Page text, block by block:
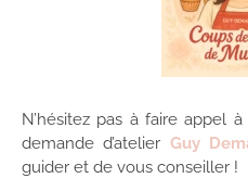
N’hésitez pas à faire appel
demande d’atelier Guy
guider et de vous conseiller !